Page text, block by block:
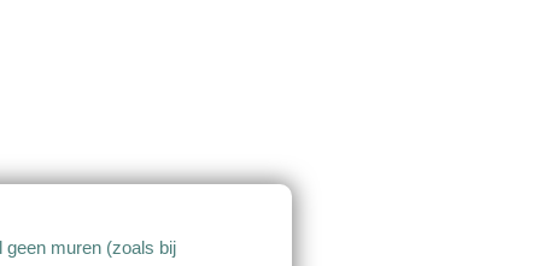
geen muren (zoals bij